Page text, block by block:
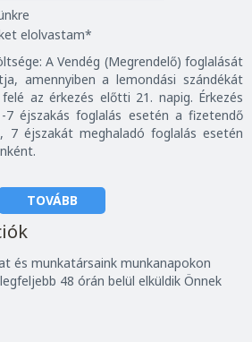
elolvastam*
A Vendég (Megrendelő) foglalását
amennyiben a lemondási szándékát
az érkezés előtti 21. napig. Érkezés
éjszakás foglalás esetén a fizetendő
7 éjszakát meghaladó foglalás esetén
TOVÁBB
és munkatársaink munkanapokon
48 órán belül elküldik Önnek